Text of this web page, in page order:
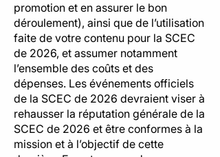
promotion et en assurer le bon
déroulement), ainsi que de l’utilisation
faite de votre contenu pour la SCEC
de 2026, et assumer notamment
l’ensemble des coûts et des
dépenses. Les événements officiels
de la SCEC de 2026 devraient viser à
rehausser la réputation générale de la
SCEC de 2026 et être conformes à la
mission et à l’objectif de cette